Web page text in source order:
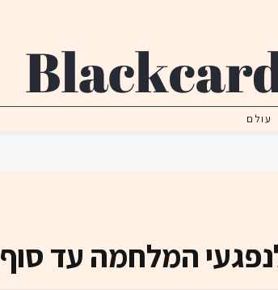
עולם
המלחמה עד סוף 2024